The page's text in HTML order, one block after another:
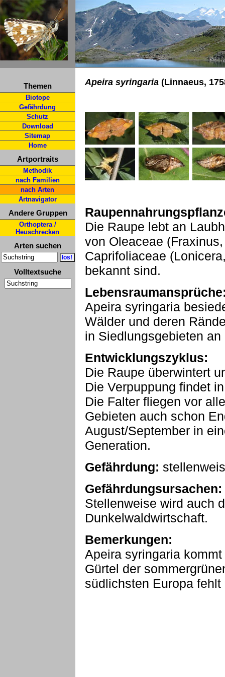
Themen
Biotope
Gefährdung
Schutz
Download
Sitemap
Home
Artportraits
Methodik
nach Familien
nach Arten
Artnavigator
Andere Gruppen
Orthoptera /
Heuschrecken
Arten suchen
Volltextsuche
Apeira syringaria (Linnaeus,
Die Raupe lebt an
von Oleaceae
Caprifoliaceae
bekannt sind.
Apeira syringaria
Wälder und deren
in Siedlungsgebieten
Entwicklungszyklus:
Die Raupe überwintert
Die Verpuppung findet
Die Falter fliegen vor
Gebieten auch schon
August/September in
Generation.
Gefährdung:
Gefährdungsursachen:
Stellenweise wird auch
Dunkelwaldwirtschaft.
Bemerkungen:
Apeira syringaria
Gürtel der
südlichsten Europa fehlt